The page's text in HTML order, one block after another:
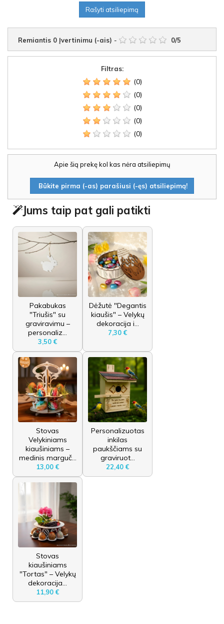
Rašyti atsiliepimą
Remiantis 0 Įvertinimu (-ais) - 0/5
Filtras:
(0)
(0)
(0)
(0)
(0)
Apie šią prekę kol kas nėra atsiliepimų
Būkite pirma (-as) parašiusi (-ęs) atsiliepimą!
Jums taip pat gali patikti
Pakabukas
"Triušis" su
graviravimu –
personaliz...
3,50 €
Dėžutė "Degantis
kiaušis" – Velykų
dekoracija i...
7,30 €
Stovas
Velykiniams
kiaušiniams –
medinis marguč...
13,00 €
Personalizuotas
inkilas
paukščiams su
graviruot...
22,40 €
Stovas
kiaušiniams
"Tortas" – Velykų
dekoracija...
11,90 €